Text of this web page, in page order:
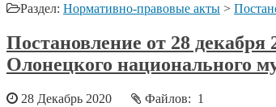
Раздел: Нормативно-правовые акты >
Постановление от 28
Олонецкого национального
28 Декабрь 2020
Файлов: 1